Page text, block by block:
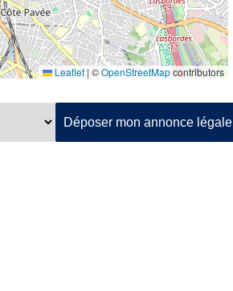
Leaflet | ©OpenStreetMapcontributors
Déposer mon annonce légale